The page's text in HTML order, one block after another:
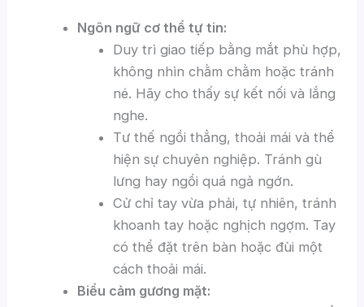
Ngôn ngữ cơ thể tự tin:
Duy trì giao tiếp bằng mắt phù hợp,
không nhìn chằm chằm hoặc tránh
né. Hãy cho thấy sự kết nối và lắng
nghe.
Tư thế ngồi thẳng, thoải mái và thể
hiện sự chuyên nghiệp. Tránh gù
lưng hay ngồi quá ngả ngớn.
Cử chỉ tay vừa phải, tự nhiên, tránh
khoanh tay hoặc nghịch ngợm. Tay
có thể đặt trên bàn hoặc đùi một
cách thoải mái.
Biểu cảm gương mặt: